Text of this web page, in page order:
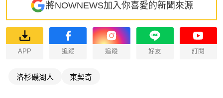
將NOWNEWS加入你喜愛的新聞來源
APP 追蹤 追蹤 好友 訂閱
洛杉磯湖人 東契奇